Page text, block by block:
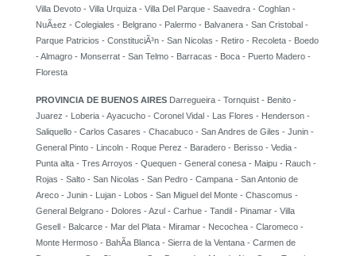
Villa Devoto - Villa Urquiza - Villa Del Parque - Saavedra - Coghlan -
NuÃ±ez - Colegiales - Belgrano - Palermo - Balvanera - San Cristobal -
Parque Patricios - ConstituciÃ³n - San Nicolas - Retiro - Recoleta - Boedo
- Almagro - Monserrat - San Telmo - Barracas - Boca - Puerto Madero -
Floresta
PROVINCIA DE BUENOS AIRES Darregueira - Tornquist - Benito -
Juarez - Loberia - Ayacucho - Coronel Vidal - Las Flores - Henderson -
Saliquello - Carlos Casares - Chacabuco - San Andres de Giles - Junin -
General Pinto - Lincoln - Roque Perez - Baradero - Berisso - Vedia -
Punta alta - Tres Arroyos - Quequen - General conesa - Maipu - Rauch -
Rojas - Salto - San Nicolas - San Pedro - Campana - San Antonio de
Areco - Junin - Lujan - Lobos - San Miguel del Monte - Chascomus -
General Belgrano - Dolores - Azul - Carhue - Tandil - Pinamar - Villa
Gesell - Balcarce - Mar del Plata - Miramar - Necochea - Claromeco -
Monte Hermoso - BahÃ­a Blanca - Sierra de la Ventana - Carmen de